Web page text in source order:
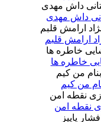
داش مهدی
ارامش قلبم
خاطره ها
من کیم
نقطه امن